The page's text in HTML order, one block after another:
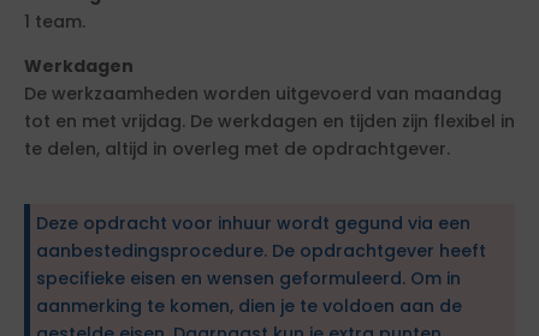
1 team.
Werkdagen
De werkzaamheden worden uitgevoerd van maandag
tot en met vrijdag. De werkdagen en tijden zijn flexibel in
te delen, altijd in overleg met de opdrachtgever.
Deze opdracht voor inhuur wordt gegund via een
aanbestedingsprocedure. De opdrachtgever heeft
specifieke eisen en wensen geformuleerd. Om in
aanmerking te komen, dien je te voldoen aan de